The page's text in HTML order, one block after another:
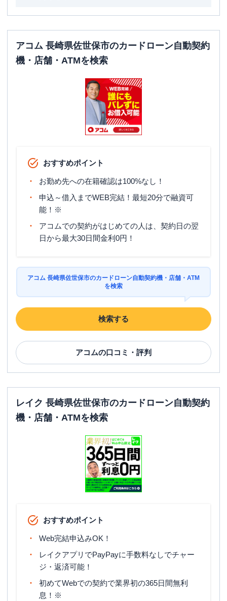
アコム 長崎県佐世保市のカードローン自動契約
機・店舗・ATMを検索
おすすめポイント
お勤め先への在籍確認は100%なし！
申込～借入までWEB完結！最短20分で融資可
能！※
アコムでの契約がはじめての人は、契約日の翌
日から最大30日間金利0円！
アコム 長崎県佐世保市のカードローン自動契約機・店舗・ATM
を検索
検索する
アコムの口コミ・評判
レイク 長崎県佐世保市のカードローン自動契約
機・店舗・ATMを検索
おすすめポイント
Web完結申込みOK！
レイクアプリでPayPayに手数料なしでチャー
ジ・返済可能！
初めてWebでの契約で業界初の365日間無利
息！※